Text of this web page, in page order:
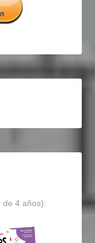
de 4 años):